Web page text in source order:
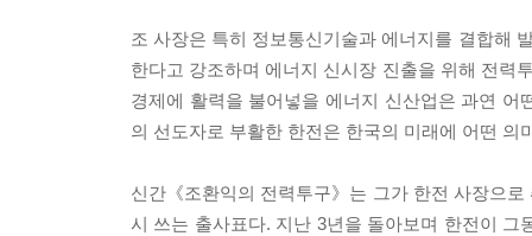
조 사장은 특히 정보통신기술과 에너지를 결합해
한다고 강조하며 에너지 신시장 진출을 위해 전력
경제에 활력을 불어넣을 에너지 신산업은 과연
의 선도자로 부활한 한전은 한국의 미래에 어떤 의
신간《조환익의 전력투구》는 그가 한전 사장으
시 쓰는 출사표다. 지난 3년을 돌아보며 한전이